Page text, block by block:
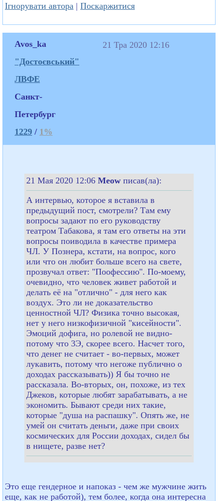
Ігнорувати автора | Поскаржитися
Avos_ka
"Достоєвський"
ЛВФЕ
Санкт-
Петербург
1229 / 1%
21 Тра 2020 12:16
21 Мая 2020 12:06 Meow писав(ла):
А интервью, которое я вставила в
предыдущий пост, смотрели? Там ему
вопросы задают по его руководству
театром Табакова, я там его ответы на эти
вопросы поиводила в качестве примера
ЧЛ. У Познера, кстати, на вопрос, кого
или что он любит больше всего на свете,
прозвучал ответ: "Поофессию". По-моему,
очевидно, что человек живет работой и
делать её на "отлично" - для него как
воздух. Это ли не доказательство
ценностной ЧЛ? Физика точно высокая,
нет у него низкофизичной "кисейности".
Эмоций дофига, но ролевой не видно-
потому что 3Э, скорее всего. Насчет того,
что денег не считает - во-первых, может
лукавить, потому что негоже публично о
доходах рассказывать)) Я бы точно не
рассказала. Во-вторых, он, похоже, из тех
Джеков, которые любят зарабатывать, а не
экономить. Бывают среди них такие,
которые "душа на распашку". Опять же, не
умей он считать деньги, даже при своих
космических для России доходах, сидел бы
в нищете, разве нет?
Это еще гендерное и напоказ - чем же мужчине жить
еще, как не работой), тем более, когда она интересна